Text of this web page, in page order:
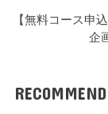
【無料コース申
企
RECOMMEND